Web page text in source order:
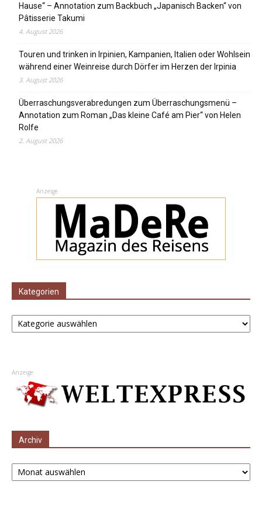
Hause“ – Annotation zum Backbuch „Japanisch Backen“ von
Pâtisserie Takumi
4. August 2026
Touren und trinken in Irpinien, Kampanien, Italien oder Wohlsein
während einer Weinreise durch Dörfer im Herzen der Irpinia
3. August 2026
Überraschungsverabredungen zum Überraschungsmenü –
Annotation zum Roman „Das kleine Café am Pier“ von Helen
Rolfe
2. August 2026
Anzeige
Kategorien
Kategorien
Anzeige
Archiv
Archiv